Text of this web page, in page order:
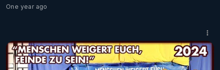
One year ago